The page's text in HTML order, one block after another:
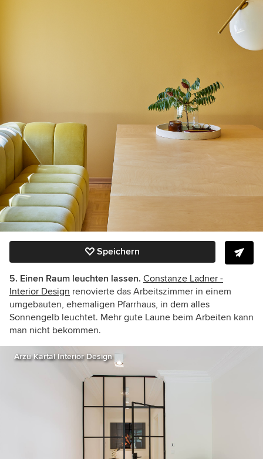
Speichern
5. Einen Raum leuchten lassen. Constanze Ladner -
Interior Design renovierte das Arbeitszimmer in einem
umgebauten, ehemaligen Pfarrhaus, in dem alles
Sonnengelb leuchtet. Mehr gute Laune beim Arbeiten kann
man nicht bekommen.
Arzu Kartal Interior Design